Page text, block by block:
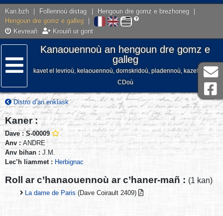
Kan.bzh Follennoù distag Hengoun dre gomz e brezhoneg
Hengoun dre gomz e galleg
Kevreañ
Krouiñ ur gont
Lañser
Kanaouennoù an hengoun dre gomz e
galleg
kavet el levrioù, kelaouennoù, dornskridoù, pladennoù, kazetennoù,
CDoù
Distro d’an enklask
Kaner :
Dave : S-00009
Anv : ANDRE
Anv bihan : J.M.
Lec’h liammet : Herbignac
Roll ar c’hanaouennoù ar c’haner-mañ : (1 kan)
La dame de Paris (Dave Coirault 2409)